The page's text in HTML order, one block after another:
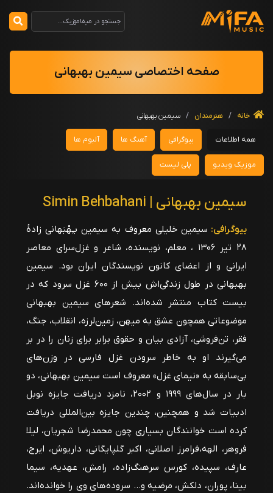
صفحه اختصاصی سیمین بهبهانی
خانه / هنرمندان / سیمین بهبهانی
همه اطلاعات بیوگرافی آهنگ ها آلبوم ها
موزیک ویدیو پلی لیست
سیمین بهبهانی | Simin Behbahani
بیوگرافی: سیمین خلیلی معروف به سیمین بـِهْبَهانی زادهٔ
۲۸ تیر ۱۳۰۶ ، معلم، نویسنده، شاعر و غزل‌سرای معاصر
ایرانی و از اعضای کانون نویسندگان ایران بود. سیمین
بهبهانی در طول زندگی‌اش بیش از ۶۰۰ غزل سرود که در
بیست کتاب منتشر شده‌اند. شعرهای سیمین بهبهانی
موضوعاتی همچون عشق به میهن، زمین‌لرزه، انقلاب، جنگ،
فقر، تن‌فروشی، آزادی بیان و حقوق برابر برای زنان را در بر
می‌گیرند او به خاطر سرودن غزل فارسی در وزن‌های
بی‌سابقه به «نیمای غزل» معروف است سیمین بهبهانی، دو
بار در سال‌های ۱۹۹۹ و ۲۰۰۲، نامزد دریافت جایزه نوبل
ادبیات شد و همچنین، چندین جایزه بین‌المللی دریافت
کرده‌ است خوانندگان بسیاری چون محمدرضا شجریان، لیلا
فروهر، الهه،فرامرز اصلانی، اکبر گلپایگانی، داریوش، ایرج،
عارف، سپیده، کورس سرهنگ‌زاده، رامش، عهدیه، سیما
بینا، پوران، دلکش، مرضیه و… سروده‌های وی را خوانده‌اند.